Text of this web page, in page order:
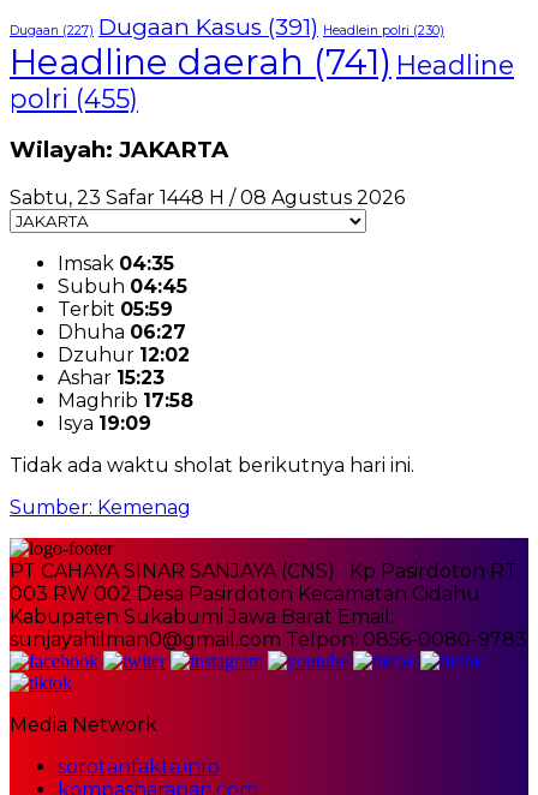
Dugaan (227) Dugaan Kasus (391) Headlein polri (230)
Headline daerah (741) Headline
polri (455)
Wilayah: JAKARTA
Sabtu, 23 Safar 1448 H / 08 Agustus 2026
Imsak 04:35
Subuh 04:45
Terbit 05:59
Dhuha 06:27
Dzuhur 12:02
Ashar 15:23
Maghrib 17:58
Isya 19:09
Tidak ada waktu sholat berikutnya hari ini.
Sumber: Kemenag
PT CAHAYA SINAR SANJAYA (CNS) Kp Pasirdoton RT
003 RW 002 Desa Pasirdoton Kecamatan Cidahu
Kabupaten Sukabumi Jawa Barat Email:
sunjayahilman0@gmail.com Telpon: 0856-0080-9783
Media Network
sorotanfakta.info
kompasharapan.com